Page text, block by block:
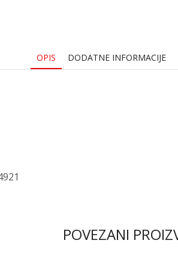
OPIS DODATNE INFORMACIJE
POVEZANI